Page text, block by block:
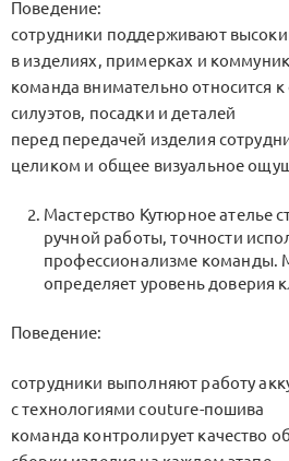
Поведение:
сотрудники поддерживают
в изделиях, примерках и
команда внимательно относится
силуэтов, посадки и деталей
перед передачей изделия
целиком и общее визуальное
Мастерство Кутюрное ателье
ручной работы, точности
профессионализме команды.
определяет уровень доверия
Поведение:
сотрудники выполняют работу
с технологиями couture-пошива
команда контролирует качество